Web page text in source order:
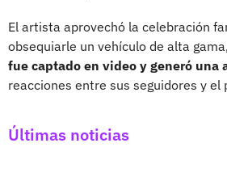
El artista aprovechó la celebración
obsequiarle un vehículo de alta gama,
fue captado en video y generó una
reacciones entre sus seguidores y el
Últimas noticias